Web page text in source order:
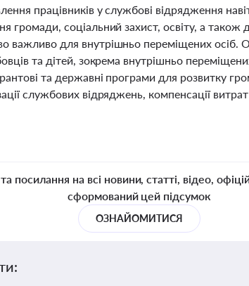
працівників у службові відрядження
громади, соціальний захист, освіту, а також
для внутрішньо переміщених осіб.
та дітей, зокрема внутрішньо
та державні програми для розвитку
службових відряджень, компенсації
посилання на всі новини, статті, відео,
сформований цей підсумок
ОЗНАЙОМИТИСЯ